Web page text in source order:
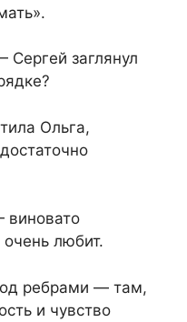
заглянул
Ольга,
любит.
ребрами — там,
и чувство